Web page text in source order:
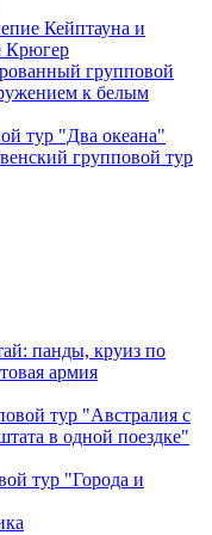
Кейптауна и
Крюгер
групповой
к белым
тур "Два океана"
групповой тур
панды, круиз по
армия
тур "Австралия с
в одной поездке"
тур "Города и